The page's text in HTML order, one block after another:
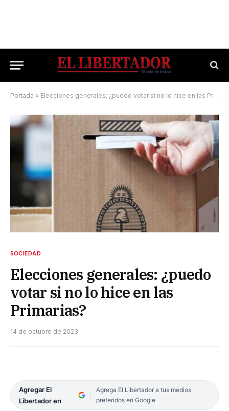
Portada » Elecciones generales: ¿puedo votar si no lo hice en las Primarias?
SOCIEDAD
Elecciones generales: ¿puedo
votar si no lo hice en las
Primarias?
14 de octubre de 2023
Agregar El
Libertador en
Agrega El Libertador a tus medios
preferidos en Google